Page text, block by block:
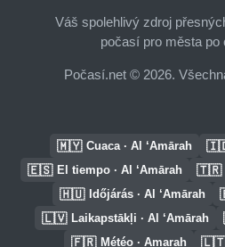
Váš spolehlivý zdroj
počasí pro města po
Počasí.net © 2026.
🇲🇾 Cuaca · Al ‘Amārah
🇪🇸 El tiempo · Al ‘Amārah 🇹🇷
🇭🇺 Időjárás · Al ‘Amārah
🇱🇻 Laikapstākļi · Al ‘Amārah
🇫🇷 Météo · Amarah 🇱🇹